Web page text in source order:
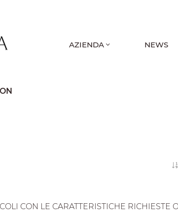
AZIENDA NEWS
CON LE CARATTERISTICHE RICHIESTE